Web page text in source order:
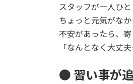
スタッフが一人ひ
ちょっと元気がな
不安があったら、寄
「なんとなく大丈
● 習い事が